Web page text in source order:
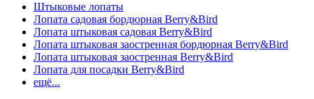
Штыковые лопаты
Лопата садовая бордюрная Berry&Bird
Лопата штыковая садовая Berry&Bird
Лопата штыковая заостренная бордюрная Berry&Bird
Лопата штыковая заостренная Berry&Bird
Лопата для посадки Berry&Bird
ещё...